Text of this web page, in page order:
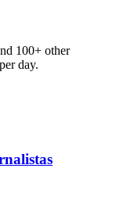
100+ other
day.